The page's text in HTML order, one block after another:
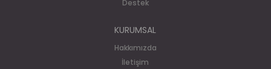
Destek
KURUMSAL
Hakkımızda
İletişim